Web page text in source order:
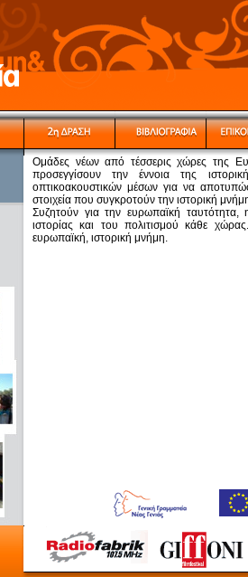
Ομάδες νέων από τέσσερις χώρες της
προσεγγίσουν την έννοια της
οπτικοακουστικών μέσων για να
στοιχεία που συγκροτούν την ιστορική
Συζητούν για την ευρωπαϊκή ταυτότητα,
ιστορίας και του πολιτισμού κάθε
ευρωπαϊκή, ιστορική μνήμη.